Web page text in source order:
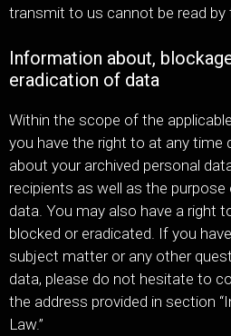
transmit to us cannot be read by
Information about,
eradication of data
Within the scope of the
you have the right to at any time
about your archived personal
recipients as well as the
data. You may also have a right
blocked or eradicated. If you
subject matter or any other
data, please do not hesitate to
the address provided in section
Law.”